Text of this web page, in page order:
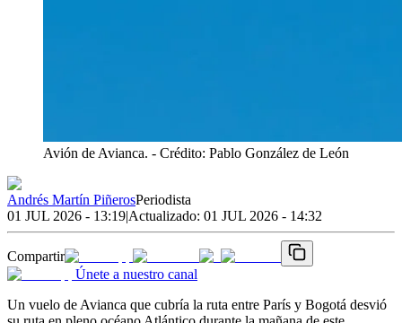
Avión de Avianca. - Crédito: Pablo González de León
Andrés Martín PiñerosPeriodista
01 JUL 2026 - 13:19|Actualizado: 01 JUL 2026 - 14:32
Compartir
Únete a nuestro canal
Un vuelo de Avianca que cubría la ruta entre París y Bogotá desvió